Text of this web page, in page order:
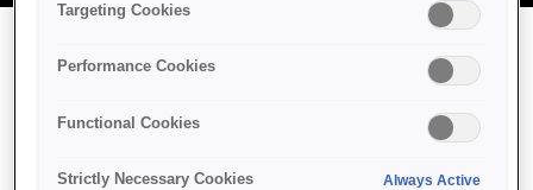
הכפתור למטה לצפייה בשותפי השירות.
Targeting Cookies
Performance Cookies
Functional Cookies
Strictly Necessary Cookies Always Active